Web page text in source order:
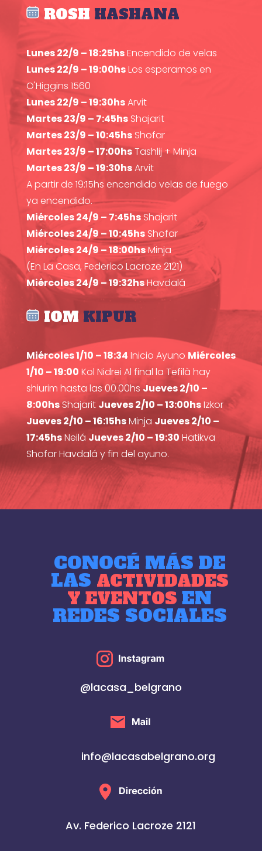
ROSH HASHANA
Lunes 22/9 – 18:25hsEncendido de velas
Lunes 22/9 – 19:00hsLos esperamos en
O'Higgins 1560
Lunes 22/9 – 19:30hsArvit
Martes 23/9 – 7:45hsShajarit
Martes 23/9 – 10:45hsShofar
Martes 23/9 – 17:00hsTashlij + Minja
Martes 23/9 – 19:30hsArvit
A partir de 19:15hs encendido velas de fuego
ya encendido.
Miércoles 24/9 – 7:45hsShajarit
Miércoles 24/9 – 10:45hsShofar
Miércoles 24/9 – 18:00hsMinja
(En La Casa, Federico Lacroze 2121)
Miércoles 24/9 – 19:32hsHavdalá
IOM KIPUR
Miércoles 1/10 – 18:34 Inicio Ayuno Miércoles
1/10 – 19:00 Kol Nidrei Al final la Tefilà hay
shiurim hasta las 00.00hsJueves 2/10 –
8:00hsShajarit Jueves 2/10 – 13:00hsIzkor
Jueves 2/10 – 16:15hsMinja Jueves 2/10 –
17:45hsNeilá Jueves 2/10 – 19:30 Hatikva
Shofar Havdalá y fin del ayuno.
CONOCÉ MÁS DE
LAS ACTIVIDADES
Y EVENTOSEN
REDES SOCIALES
@lacasa_belgrano
info@lacasabelgrano.org
Av. Federico Lacroze 2121